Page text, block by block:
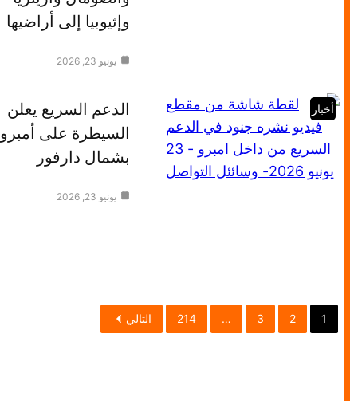
وإثيوبيا إلى أراضيها
يونيو 23, 2026
أخبار
الدعم السريع يعلن
السيطرة على أمبرو
بشمال دارفور
يونيو 23, 2026
1
2
3
…
214 التالي